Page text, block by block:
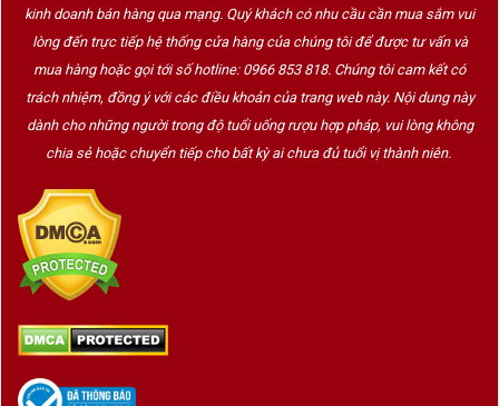
kinh doanh bán hàng qua mạng. Quý khách có nhu cầu cần mua sắm vui
lòng đến trực tiếp hệ thống cửa hàng của chúng tôi để được tư vấn và
mua hàng hoặc gọi tới số hotline: 0966 853 818. Chúng tôi cam kết có
trách nhiệm, đồng ý với các điều khoản của trang web này. Nội dung này
dành cho những người trong độ tuổi uống rượu hợp pháp, vui lòng không
chia sẻ hoặc chuyển tiếp cho bất kỳ ai chưa đủ tuổi vị thành niên.